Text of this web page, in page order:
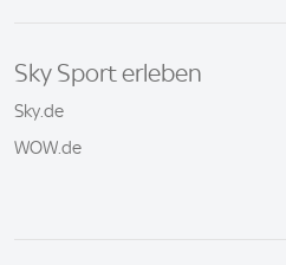
Sky Sport erleben
Sky.de
WOW.de